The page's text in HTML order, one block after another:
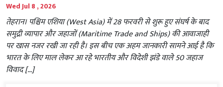
Wed Jul 8 , 2026
तेहरान। पश्चिम एशिया (West Asia) में 28 फरवरी से शुरू हुए संघर्ष के बाद
समुद्री व्यापार और जहाजों (Maritime Trade and Ships) की आवाजाही
पर खास नजर रखी जा रही है। इस बीच एक अहम जानकारी सामने आई है कि
भारत के लिए माल लेकर आ रहे भारतीय और विदेशी झंडे वाले 50 जहाज
विवाद […]